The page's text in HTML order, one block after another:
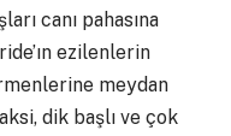
canı pahasına
ezilenlerin
meydan
dik başlı ve çok